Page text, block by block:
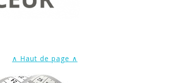
∧ Haut de page ∧